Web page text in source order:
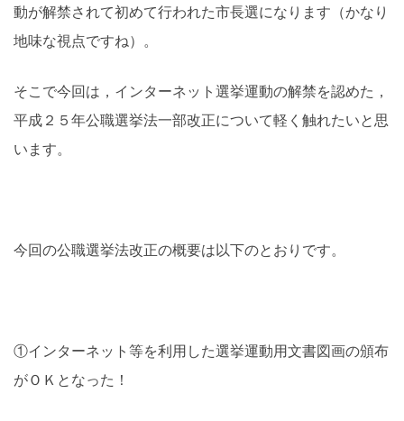
動が解禁されて初めて行われた市長選になります（かなり
地味な視点ですね）。
そこで今回は，インターネット選挙運動の解禁を認めた，
平成２５年公職選挙法一部改正について軽く触れたいと思
います。
今回の公職選挙法改正の概要は以下のとおりです。
①インターネット等を利用した選挙運動用文書図画の頒布
がＯＫとなった！